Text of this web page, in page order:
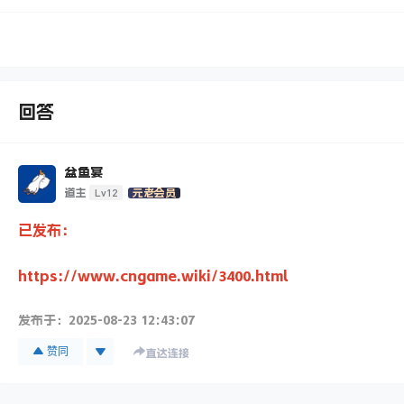
回答
盆鱼宴
道主 Lv12 元老会员
已发布：
https://www.cngame.wiki/3400.html
发布于： 2025-08-23 12:43:07
赞同 直达连接